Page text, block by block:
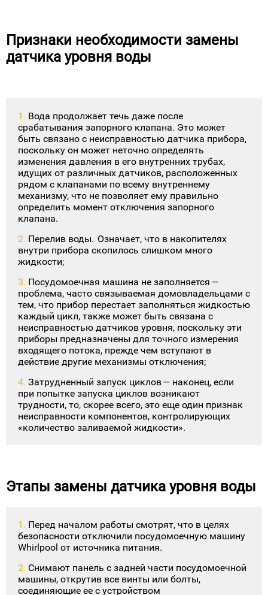
Признаки необходимости замены
датчика уровня воды
Вода продолжает течь даже после
срабатывания запорного клапана. Это может
быть связано с неисправностью датчика прибора,
поскольку он может неточно определять
изменения давления в его внутренних трубах,
идущих от различных датчиков, расположенных
рядом с клапанами по всему внутреннему
механизму, что не позволяет ему правильно
определить момент отключения запорного
клапана.
Перелив воды. Означает, что в накопителях
внутри прибора скопилось слишком много
жидкости;
Посудомоечная машина не заполняется —
проблема, часто связываемая домовладельцами с
тем, что прибор перестает заполняться жидкостью
каждый цикл, также может быть связана с
неисправностью датчиков уровня, поскольку эти
приборы предназначены для точного измерения
входящего потока, прежде чем вступают в
действие другие механизмы отключения;
Затрудненный запуск циклов — наконец, если
при попытке запуска циклов возникают
трудности, то, скорее всего, это еще один признак
неисправности компонентов, контролирующих
«количество заливаемой жидкости».
Этапы замены датчика уровня воды
Перед началом работы смотрят, что в целях
безопасности отключили посудомоечную машину
Whirlpool от источника питания.
Снимают панель с задней части посудомоечной
машины, открутив все винты или болты,
соединяющие ее с устройством